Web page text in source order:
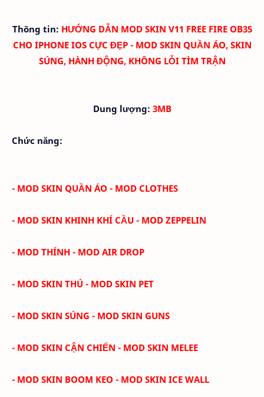
Thông tin: HƯỚNG DẪN MOD SKIN V11 FREE FIRE OB35
CHO IPHONE IOS CỰC ĐẸP - MOD SKIN QUẦN ÁO, SKIN
SÚNG, HÀNH ĐỘNG, KHÔNG LỖI TÌM TRẬN
Dung lượng: 3MB
Chức năng:
- MOD SKIN QUẦN ÁO - MOD CLOTHES
- MOD SKIN KHINH KHÍ CẦU - MOD ZEPPELIN
- MOD THÍNH - MOD AIR DROP
- MOD SKIN THÚ - MOD SKIN PET
- MOD SKIN SÚNG - MOD SKIN GUNS
- MOD SKIN CẬN CHIẾN - MOD SKIN MELEE
- MOD SKIN BOOM KEO - MOD SKIN ICE WALL